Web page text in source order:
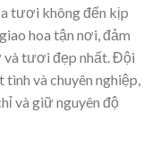
tươi không đến kịp
hoa tận nơi, đảm
và tươi đẹp nhất. Đội
và chuyên nghiệp,
và giữ nguyên độ